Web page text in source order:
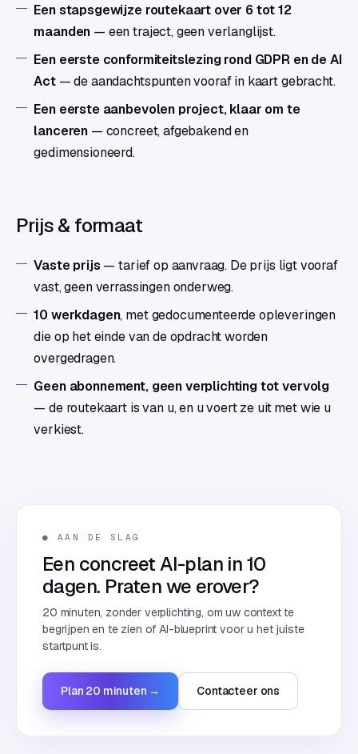
Een stapsgewijze routekaart over 6 tot 12
maanden — een traject, geen verlanglijst.
Een eerste conformiteitslezing rond GDPR en de AI
Act— de aandachtspunten vooraf in kaart gebracht.
Een eerste aanbevolen project, klaar om te
lanceren — concreet, afgebakend en
gedimensioneerd.
Prijs & formaat
Vaste prijs — tarief op aanvraag. De prijs ligt vooraf
vast, geen verrassingen onderweg.
10 werkdagen, met gedocumenteerde opleveringen
die op het einde van de opdracht worden
overgedragen.
Geen abonnement, geen verplichting tot vervolg
— de routekaart is van u, en u voert ze uit met wie u
verkiest.
● AAN DE SLAG
Een concreet AI-plan in 10
dagen. Praten we erover?
20 minuten, zonder verplichting, om uw context te
begrijpen en te zien of AI-blueprint voor u het juiste
startpunt is.
Plan 20 minuten → Contacteer ons